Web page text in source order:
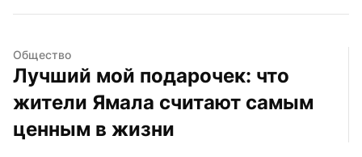
Общество
Лучший мой подарочек: что
жители Ямала считают самым
ценным в жизни